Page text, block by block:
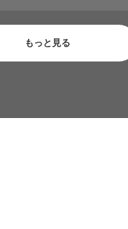
もっと見る